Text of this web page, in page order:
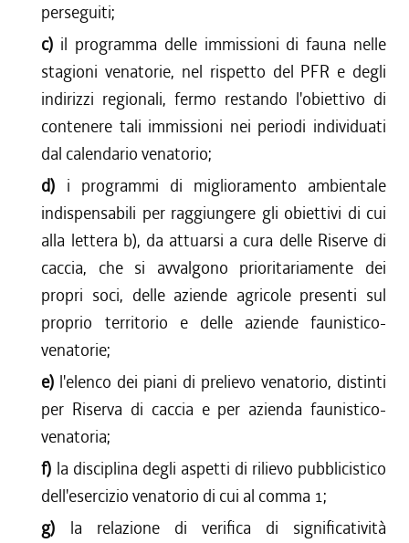
perseguiti;
c) il programma delle immissioni di fauna nelle
stagioni venatorie, nel rispetto del PFR e degli
indirizzi regionali, fermo restando l'obiettivo di
contenere tali immissioni nei periodi individuati
dal calendario venatorio;
d) i programmi di miglioramento ambientale
indispensabili per raggiungere gli obiettivi di cui
alla lettera b), da attuarsi a cura delle Riserve di
caccia, che si avvalgono prioritariamente dei
propri soci, delle aziende agricole presenti sul
proprio territorio e delle aziende faunistico-
venatorie;
e) l'elenco dei piani di prelievo venatorio, distinti
per Riserva di caccia e per azienda faunistico-
venatoria;
f) la disciplina degli aspetti di rilievo pubblicistico
dell'esercizio venatorio di cui al comma 1;
g) la relazione di verifica di significatività